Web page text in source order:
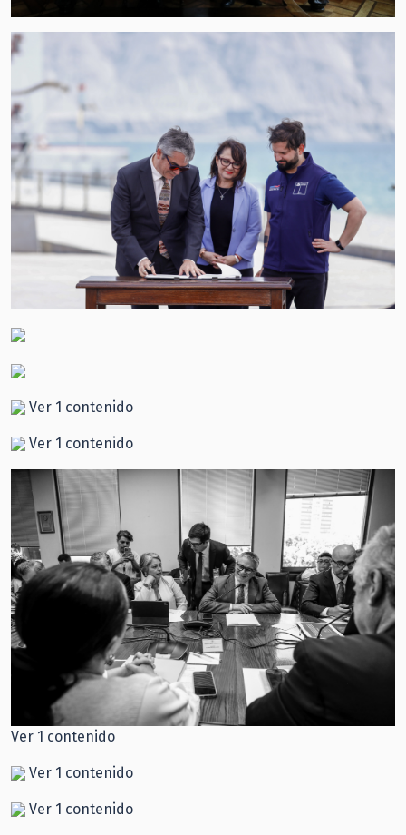
Ver 1 contenido
Ver 1 contenido
Ver 1 contenido
Ver 1 contenido
Ver 1 contenido